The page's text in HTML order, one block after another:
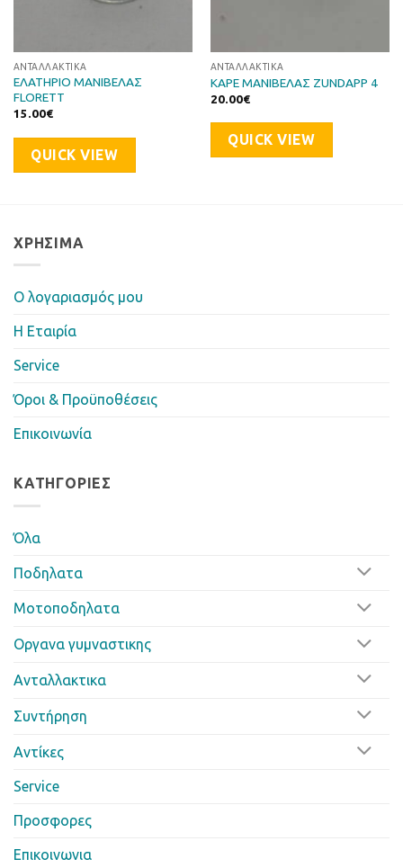
ΑΝΤΑΛΛΑΚΤΙΚΆ
ΕΛΑΤΗΡΙΟ ΜΑΝΙΒΕΛΑΣ
FLORETT
15.00€
QUICK VIEW
ΑΝΤΑΛΛΑΚΤΙΚΆ
ΚΑΡΕ ΜΑΝΙΒΕΛΑΣ ZUNDAPP 4
20.00€
QUICK VIEW
ΧΡΉΣΙΜΑ
Ο λογαριασμός μου
Η Eταιρία
Service
Όροι & Προϋποθέσεις
Επικοινωνία
ΚΑΤΗΓΟΡΊΕΣ
Όλα
Ποδηλατα
Μοτοποδηλατα
Οργανα γυμναστικης
Ανταλλακτικα
Συντήρηση
Αντίκες
Service
Προσφορες
Επικοινωνια